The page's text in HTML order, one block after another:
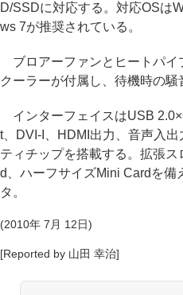
D/SSDに対応する。対応OSは
ws 7が推奨されている。
ブロアーファンとヒートパイ
クーラーが付属し、待機時の騒
インターフェイスはUSB
t、DVI-I、HDMI出力、音声入
ティチップを搭載する。拡張
d、ハーフサイズMini Cardを備
タ。
(2010年 7月 12日)
[Reported by 山田 幸治]